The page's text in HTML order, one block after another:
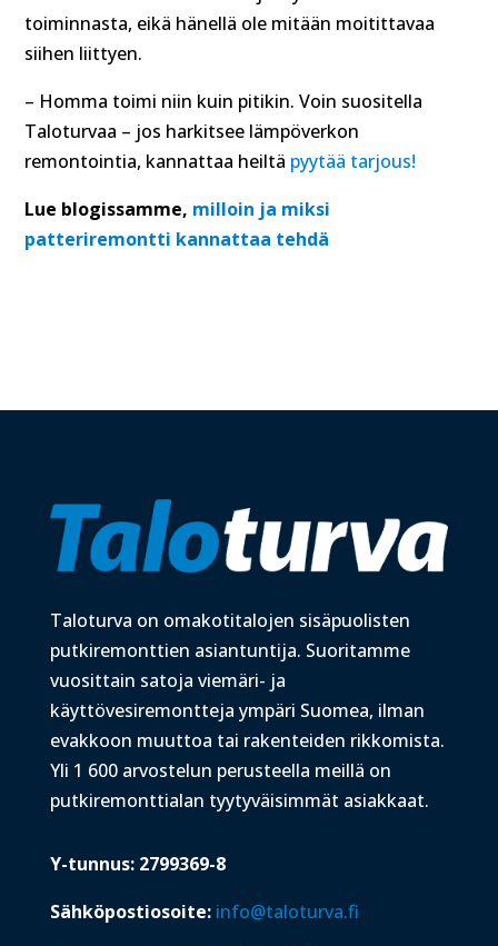
toiminnasta, eikä hänellä ole mitään moitittavaa
siihen liittyen.
– Homma toimi niin kuin pitikin. Voin suositella
Taloturvaa – jos harkitsee lämpöverkon
remontointia, kannattaa heiltä pyytää tarjous!
Lue blogissamme, milloin ja miksi
patteriremontti kannattaa tehdä
Taloturva on omakotitalojen sisäpuolisten
putkiremonttien asiantuntija. Suoritamme
vuosittain satoja viemäri- ja
käyttövesiremontteja ympäri Suomea, ilman
evakkoon muuttoa tai rakenteiden rikkomista.
Yli 1 600 arvostelun perusteella meillä on
putkiremonttialan tyytyväisimmät asiakkaat.
Y-tunnus: 2799369-8
Sähköpostiosoite: info@taloturva.fi